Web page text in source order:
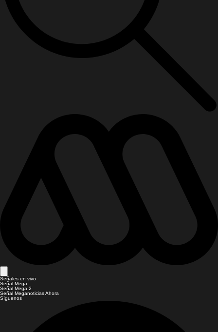
Señales en vivo
Señal Mega
Señal Mega 2
Señal Meganoticias Ahora
Síguenos